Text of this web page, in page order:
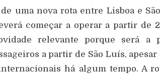
uma nova rota entre Lisboa e
começar a operar a partir de
relevante porque será a
a partir de São Luís, apesar
há algum tempo. A